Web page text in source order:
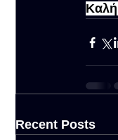
Καλή
Recent Posts